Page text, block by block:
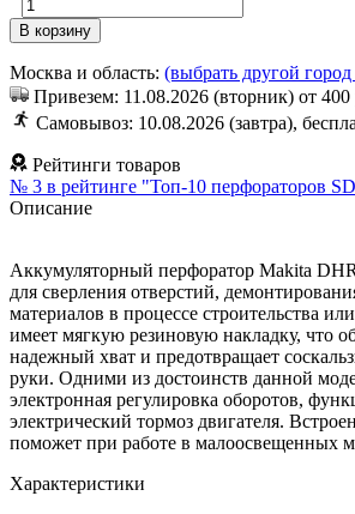
В корзину
Москва и область: (выбрать другой город
Привезем: 11.08.2026 (вторник) от 400
Cамовывоз: 10.08.2026 (завтра),
Рейтинги товаров
№ 3 в рейтинге "Топ-10 перфораторов
Описание
Аккумуляторный перфоратор Makita
для сверления отверстий,
материалов в процессе строительства
имеет мягкую резиновую накладку, что
надежный хват и предотвращает
руки. Одними из достоинств данной
электронная регулировка оборотов,
электрический тормоз двигателя.
поможет при работе в малоосвещенных
Характеристики